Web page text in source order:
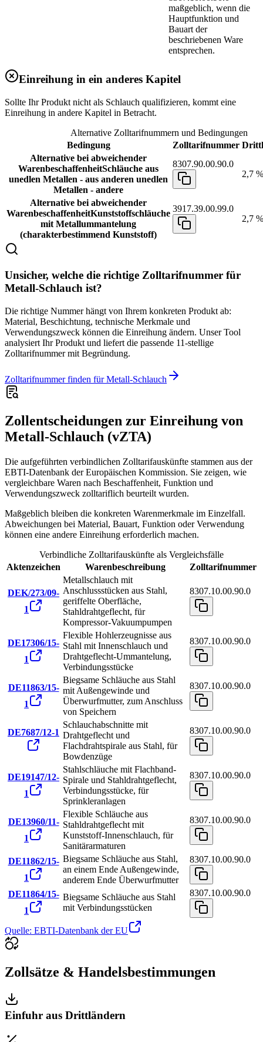
maßgeblich, wenn die
Hauptfunktion und
Bauart der
beschriebenen Ware
entsprechen.
Einreihung in ein anderes Kapitel
Sollte Ihr Produkt nicht als Schlauch qualifizieren, kommt eine
Einreihung in andere Kapitel in Betracht.
Alternative Zolltarifnummern und Bedingungen
Bedingung
Zolltarifnummer
Alternative bei abweichender
WarenbeschaffenheitSchläuche aus
unedlen Metallen - aus anderen unedlen
Metallen - andere
8307.90.00.90.0
2,7 %
Alternative bei abweichender
WarenbeschaffenheitKunststoffschläuche
mit Metallummantelung
(charakterbestimmend Kunststoff)
3917.39.00.99.0
2,7 %
Unsicher, welche die richtige Zolltarifnummer für
Metall-Schlauch ist?
Die richtige Nummer hängt von Ihrem konkreten Produkt ab:
Material, Beschichtung, technische Merkmale und
Verwendungszweck können die Einreihung ändern. Unser Tool
analysiert Ihr Produkt und liefert die passende 11-stellige
Zolltarifnummer mit Begründung.
Zolltarifnummer finden für Metall-Schlauch
Zollentscheidungen zur Einreihung von
Metall-Schlauch (vZTA)
Die aufgeführten verbindlichen Zolltarifauskünfte stammen aus der
EBTI-Datenbank der Europäischen Kommission. Sie zeigen, wie
vergleichbare Waren nach Beschaffenheit, Funktion und
Verwendungszweck zolltariflich beurteilt wurden.
Maßgeblich bleiben die konkreten Warenmerkmale im Einzelfall.
Abweichungen bei Material, Bauart, Funktion oder Verwendung
können eine andere Einreihung erforderlich machen.
Verbindliche Zolltarifauskünfte als Vergleichsfälle
Aktenzeichen
Warenbeschreibung Zolltarifnummer
DEK/273/09-
1
Metallschlauch mit
Anschlussstücken aus Stahl,
geriffelte Oberfläche,
Stahldrahtgeflecht, für
Kompressor-Vakuumpumpen
8307.10.00.90.0
DE17306/15-
1
Flexible Hohlerzeugnisse aus
Stahl mit Innenschlauch und
Drahtgeflecht-Ummantelung,
Verbindungsstücke
8307.10.00.90.0
DE11863/15-
1
Biegsame Schläuche aus Stahl
mit Außengewinde und
Überwurfmutter, zum Anschluss
von Speichern
8307.10.00.90.0
DE7687/12-1
Schlauchabschnitte mit
Drahtgeflecht und
Flachdrahtspirale aus Stahl, für
Bowdenzüge
8307.10.00.90.0
DE19147/12-
1
Stahlschläuche mit Flachband-
Spirale und Stahldrahtgeflecht,
Verbindungsstücke, für
Sprinkleranlagen
8307.10.00.90.0
DE13960/11-
1
Flexible Schläuche aus
Stahldrahtgeflecht mit
Kunststoff-Innenschlauch, für
Sanitärarmaturen
8307.10.00.90.0
DE11862/15-
1
Biegsame Schläuche aus Stahl,
an einem Ende Außengewinde,
anderem Ende Überwurfmutter
8307.10.00.90.0
DE11864/15-
1
Biegsame Schläuche aus Stahl
mit Verbindungsstücken
8307.10.00.90.0
Quelle: EBTI-Datenbank der EU
Zollsätze & Handelsbestimmungen
Einfuhr aus Drittländern